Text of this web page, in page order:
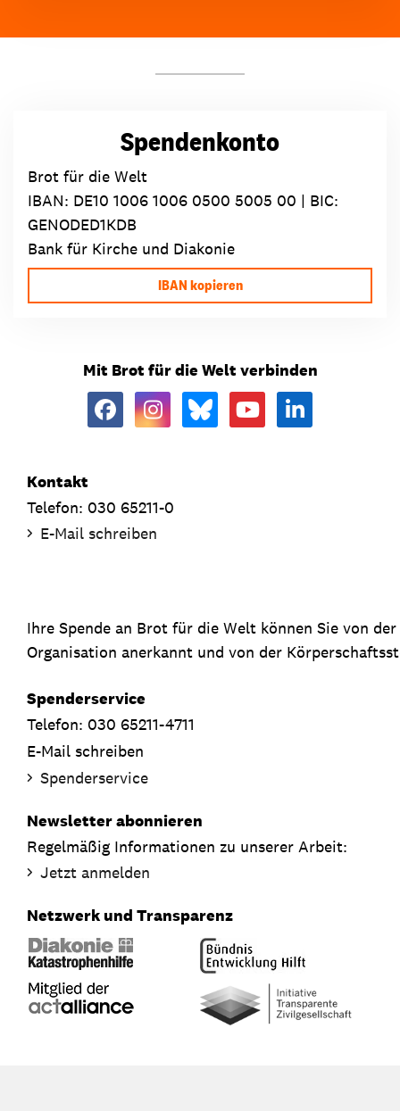
Spendenkonto
Brot für die Welt
IBAN: DE10 1006 1006 0500 5005 00 | BIC:
GENODED1KDB
Bank für Kirche und Diakonie
IBAN kopieren
Mit Brot für die Welt verbinden
Kontakt
Telefon: 030 65211-0
E-Mail schreiben
Ihre Spende an Brot für die Welt können Sie von
Organisation anerkannt und von der
Spenderservice
Telefon: 030 65211-4711
E-Mail schreiben
Spenderservice
Newsletter abonnieren
Regelmäßig Informationen zu unserer Arbeit:
Jetzt anmelden
Netzwerk und Transparenz